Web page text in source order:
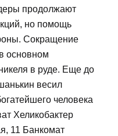
продолжают
но помощь
Сокращение
основном
в руде. Еще до
весил
человека
Хеликобактер
11 Банкомат